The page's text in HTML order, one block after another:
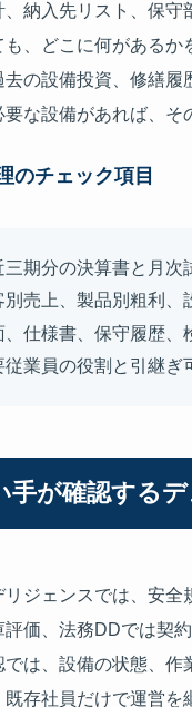
、納入先リスト、保守
も、どこに何があるか
去の設備投資、修繕
要な設備があれば、そ
のチェック項目
三期分の決算書と月次
別売上、製品別粗利、
、仕様書、保守履歴、
従業員の役割と引継ぎ
手が確認する
リジェンスでは、安
評価、法務DDでは契
では、設備の状態、作
既存社員だけで運営を